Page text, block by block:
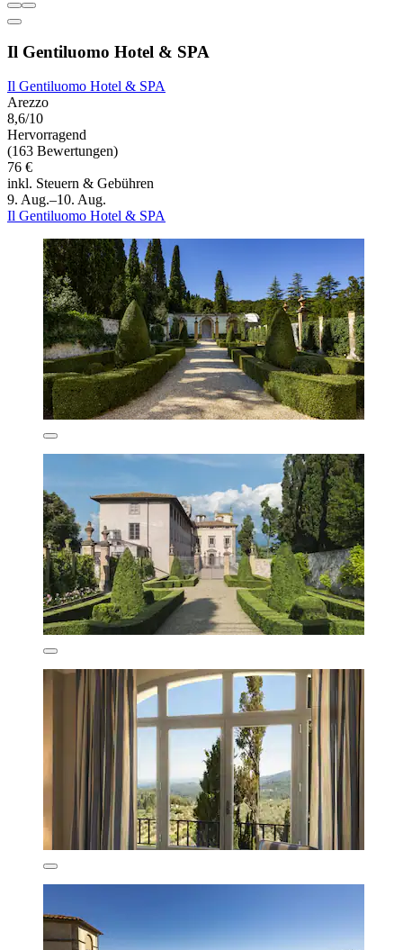
Il Gentiluomo Hotel & SPA
Il Gentiluomo Hotel & SPA
Arezzo
8,6/10
Hervorragend
(163 Bewertungen)
76 €
inkl. Steuern & Gebühren
9. Aug.–10. Aug.
Il Gentiluomo Hotel & SPA